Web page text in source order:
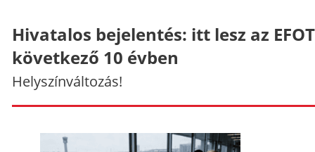
Hivatalos bejelentés: itt lesz az
következő 10 évben
Helyszínváltozás!